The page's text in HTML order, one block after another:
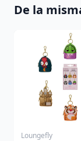
De la
Loungefly